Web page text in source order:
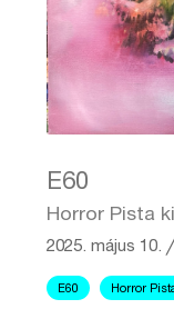
E60
Horror Pista
2025. május 10. ╱
E60 Horror